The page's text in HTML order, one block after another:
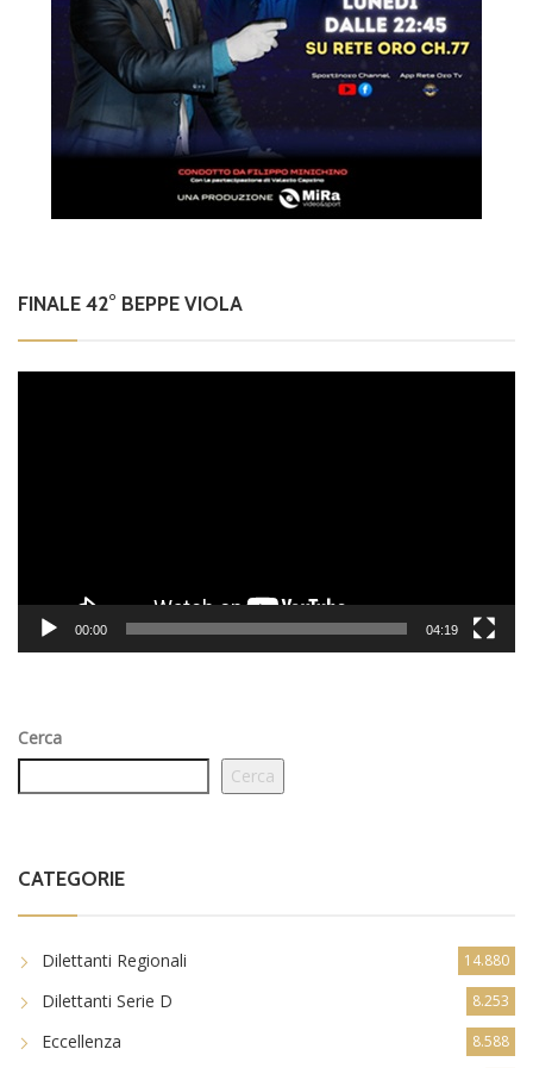
FINALE 42° BEPPE VIOLA
00:00 04:19
Cerca
Cerca
CATEGORIE
Dilettanti Regionali 14.880
Dilettanti Serie D 8.253
Eccellenza 8.588